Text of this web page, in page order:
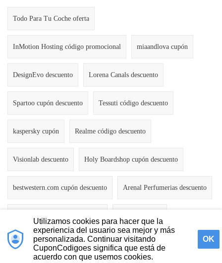
Todo Para Tu Coche oferta
InMotion Hosting código promocional miaandlova cupón
DesignEvo descuento Lorena Canals descuento
Spartoo cupón descuento Tessuti código descuento
kaspersky cupón Realme código descuento
Visionlab descuento Holy Boardshop cupón descuento
bestwestern.com cupón descuento Arenal Perfumerias descuento
Contáctanos Política de Privacidad Acerca de Nosotros
Utilizamos cookies para hacer que la
experiencia del usuario sea mejor y más
personalizada. Continuar visitando
CuponCodigoes significa que está de
acuerdo con que usemos cookies.
OK